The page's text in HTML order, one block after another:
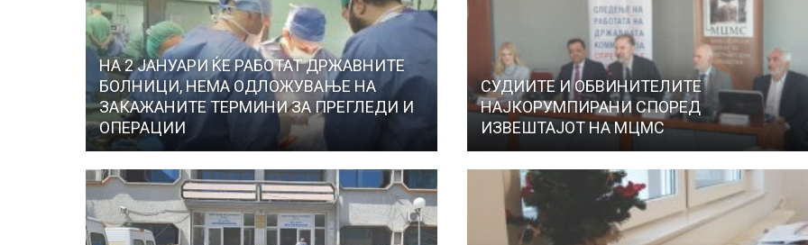
НА 2 ЈАНУАРИ ЌЕ РАБОТАТ ДРЖАВНИТЕ
БОЛНИЦИ, НЕМА ОДЛОЖУВАЊЕ НА
ЗАКАЖАНИТЕ ТЕРМИНИ ЗА ПРЕГЛЕДИ И
ОПЕРАЦИИ
СУДИИТЕ И ОБВИНИТЕЛИТЕ
НАЈКОРУМПИРАНИ СПОРЕД
ИЗВЕШТАЈОТ НА МЦМС